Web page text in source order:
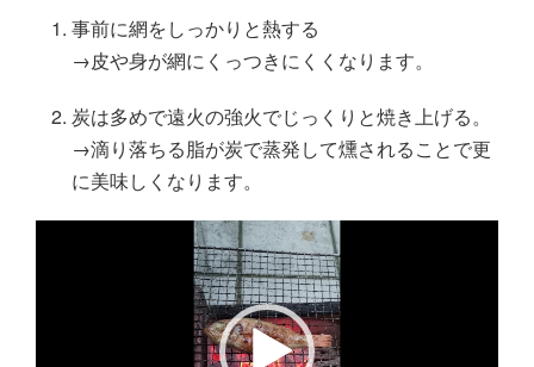
事前に網をしっかりと熱する
→皮や身が網にくっつきにくくなります。
炭は多めで遠火の強火でじっくりと焼き上げる。
→滴り落ちる脂が炭で蒸発して燻されることで更
に美味しくなります。